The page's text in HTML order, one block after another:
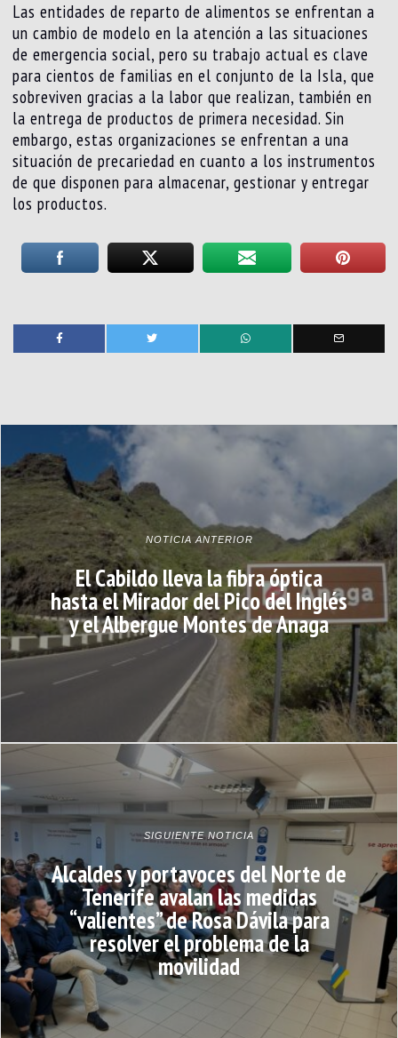
Las entidades de reparto de alimentos se enfrentan a
un cambio de modelo en la atención a las situaciones
de emergencia social, pero su trabajo actual es clave
para cientos de familias en el conjunto de la Isla, que
sobreviven gracias a la labor que realizan, también en
la entrega de productos de primera necesidad. Sin
embargo, estas organizaciones se enfrentan a una
situación de precariedad en cuanto a los instrumentos
de que disponen para almacenar, gestionar y entregar
los productos.
NOTICIA ANTERIOR
El Cabildo lleva la fibra óptica
hasta el Mirador del Pico del Inglés
y el Albergue Montes de Anaga
SIGUIENTE NOTICIA
Alcaldes y portavoces del Norte de
Tenerife avalan las medidas
“valientes” de Rosa Dávila para
resolver el problema de la
movilidad